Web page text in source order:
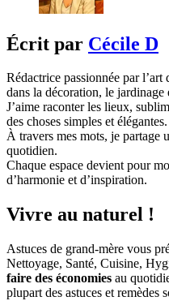
Écrit par Cécile D
Rédactrice passionnée par
dans la décoration, le jardinage
J’aime raconter les lieux,
des choses simples et élégantes.
À travers mes mots, je partage
quotidien.
Chaque espace devient pour
d’harmonie et d’inspiration.
Vivre au naturel !
Astuces de grand-mère vous
Nettoyage, Santé, Cuisine,
faire des économies au
plupart des astuces et remèdes